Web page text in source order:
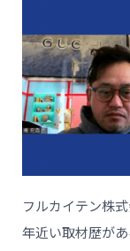
フルカイテン株
年近い取材歴が